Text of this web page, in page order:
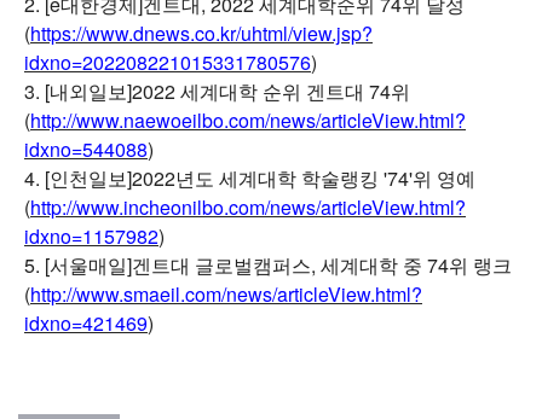
(https://www.dnews.co.kr/uhtml/view.jsp?
idxno=202208221015331780576)
3. [내외일보]2022 세계대학 순위 겐트대 74위
(http://www.naewoeilbo.com/news/articleView.html?
idxno=544088)
4. [인천일보]2022년도 세계대학 학술랭킹 '74'위 영예
(http://www.incheonilbo.com/news/articleView.html?
idxno=1157982)
5. [서울매일]겐트대 글로벌캠퍼스, 세계대학 중 74위 랭크
(http://www.smaeil.com/news/articleView.html?
idxno=421469)